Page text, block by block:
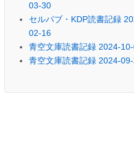
03-30
セルパブ・KDP読書記録
02-16
青空文庫読書記録 2024-
青空文庫読書記録 2024-